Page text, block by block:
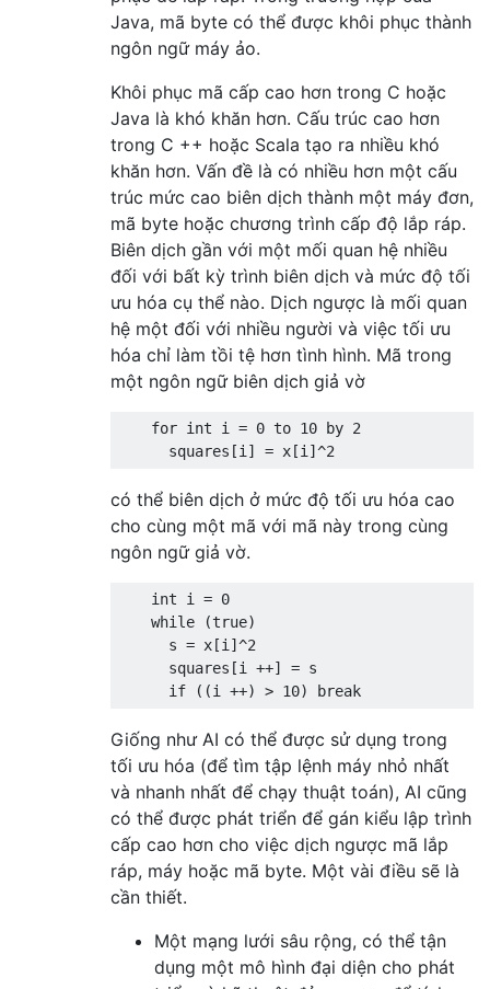
Java, mã byte có thể được khôi phục thành
ngôn ngữ máy ảo.
Khôi phục mã cấp cao hơn trong C hoặc
Java là khó khăn hơn. Cấu trúc cao hơn
trong C ++ hoặc Scala tạo ra nhiều khó
khăn hơn. Vấn đề là có nhiều hơn một cấu
trúc mức cao biên dịch thành một máy đơn,
mã byte hoặc chương trình cấp độ lắp ráp.
Biên dịch gần với một mối quan hệ nhiều
đối với bất kỳ trình biên dịch và mức độ tối
ưu hóa cụ thể nào. Dịch ngược là mối quan
hệ một đối với nhiều người và việc tối ưu
hóa chỉ làm tồi tệ hơn tình hình. Mã trong
một ngôn ngữ biên dịch giả vờ
    for int i = 0 to 10 by 2
có thể biên dịch ở mức độ tối ưu hóa cao
cho cùng một mã với mã này trong cùng
ngôn ngữ giả vờ.
    int i = 0
    while (true)
      s = x[i]^2
      squares[i ++] = s
Giống như AI có thể được sử dụng trong
tối ưu hóa (để tìm tập lệnh máy nhỏ nhất
và nhanh nhất để chạy thuật toán), AI cũng
có thể được phát triển để gán kiểu lập trình
cấp cao hơn cho việc dịch ngược mã lắp
ráp, máy hoặc mã byte. Một vài điều sẽ là
cần thiết.
Một mạng lưới sâu rộng, có thể tận
dụng một mô hình đại diện cho phát